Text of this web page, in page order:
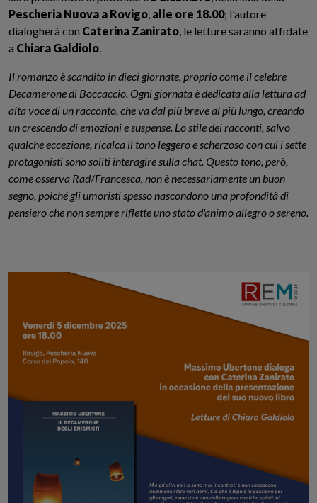
Pescheria Nuova a Rovigo, alle ore 18.00; l'autore
dialogherà con Caterina Zanirato, le letture saranno affidate
a Chiara Galdiolo.
Il romanzo è scandito in dieci giornate, proprio come il celebre
Decamerone di Boccaccio. Ogni giornata è dedicata alla lettura ad
alta voce di un racconto, che va dal più breve al più lungo, creando
un crescendo di emozioni e suspense. Lo stile dei racconti, salvo
qualche eccezione, ricalca il tono leggero e scherzoso con cui i sette
protagonisti sono soliti interagire sulla chat. Questo tono, però,
come osserva Rad/Francesca, non è necessariamente un buon
segno, poiché gli umoristi spesso nascondono una profondità di
pensiero che non sempre riflette uno stato d'animo allegro o sereno.